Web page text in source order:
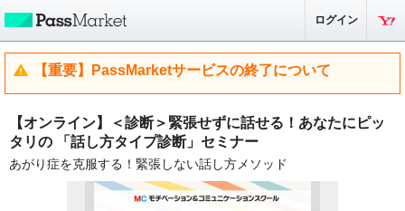
ログイン
【重要】PassMarketサービスの終了について
【オンライン】＜診断＞緊張せずに話せる！あなたにピッ
タリの 「話し方タイプ診断」セミナー
あがり症を克服する！緊張しない話し方メソッド